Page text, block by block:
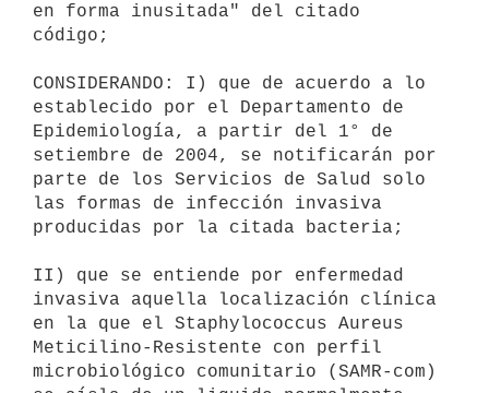
en forma inusitada" del citado
código;
CONSIDERANDO: I) que de acuerdo a lo
establecido por el Departamento de
Epidemiología, a partir del 1° de
setiembre de 2004, se notificarán por
parte de los Servicios de Salud solo
las formas de infección invasiva
producidas por la citada bacteria;
II) que se entiende por enfermedad
invasiva aquella localización clínica
en la que el Staphylococcus Aureus
Meticilino-Resistente con perfil
microbiológico comunitario (SAMR-com)